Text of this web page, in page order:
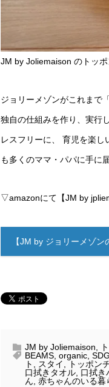
JM by Joliemaison のトッポ
ジョリーメゾンがこれまで
独自の仕組みを作り、実行
レスフリーに、 育児を楽
も多くのママ・パパに手に
▽amazonにて【JM by
【JM by ジョリーメゾン
JM by Joliemaison,
BEAMS, organic,
ト , スタイ, トッポン
口拭きタオル, 口拭き
ん, 赤ちゃんのいる暮